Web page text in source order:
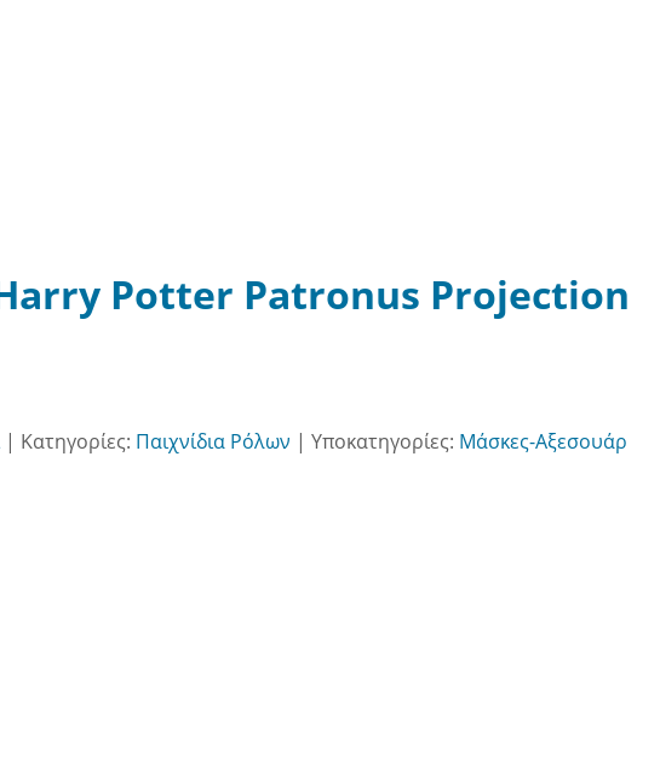
Potter Patronus Projection
| Κατηγορίες: Παιχνίδια Ρόλων | Υποκατηγορίες: Μάσκες-Αξεσουάρ